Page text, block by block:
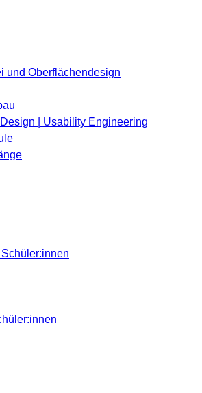
und Oberflächendesign
| Usability Engineering